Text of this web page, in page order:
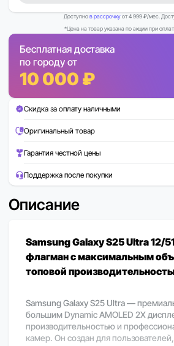
Доступнов рассрочкуот 4 999 ₽/мес.
*Цена на товар указана по акции при
Бесплатная доставка
по городу от
10 000 ₽
Скидка за оплату наличными
Оригинальный товар
Гарантия честной цены
Поддержка после покупки
Описание
Samsung Galaxy S25 Ultra 12/
флагман с максимальным
топовой
Samsung Galaxy S25 Ultra —
большим Dynamic AMOLED 2X
производительностью и
камер. Он создан для